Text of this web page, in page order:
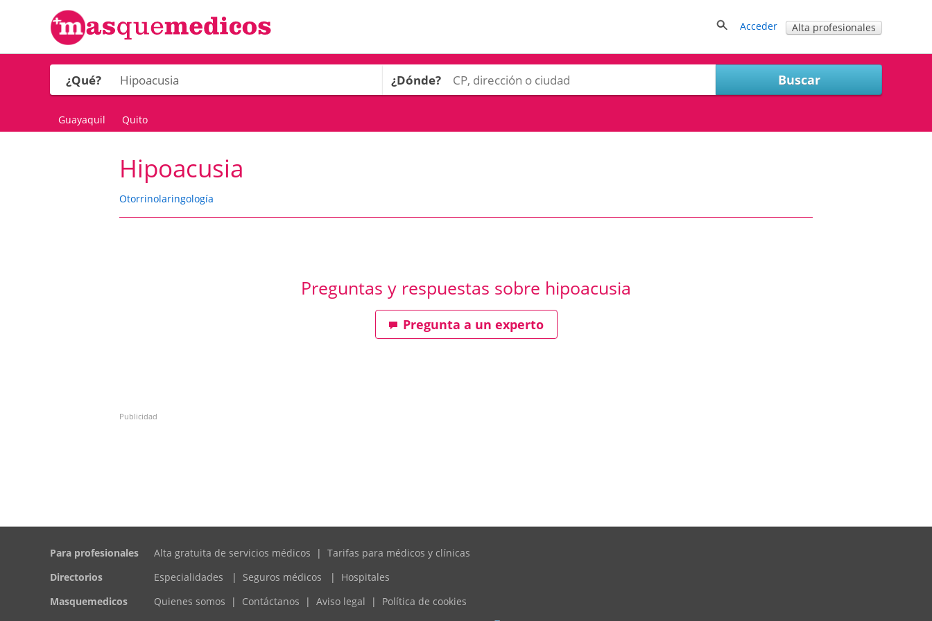
Acceder Alta profesionales
¿Qué? ¿Dónde?
Guayaquil Quito
Hipoacusia
Otorrinolaringología
Preguntas y respuestas sobre hipoacusia
Pregunta a un experto
Publicidad
Para profesionales Alta gratuita de servicios médicos | Tarifas para médicos y clínicas
Directorios
Especialidades | Seguros médicos |
Hospitales
Masquemedicos
Quienes somos | Contáctanos | Aviso legal |
Política de cookies